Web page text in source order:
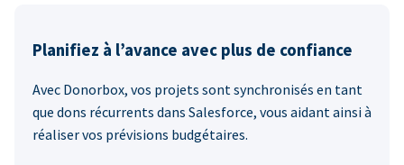
Planifiez à l’avance avec plus de confiance
Avec Donorbox, vos projets sont synchronisés en tant
que dons récurrents dans Salesforce, vous aidant ainsi à
réaliser vos prévisions budgétaires.